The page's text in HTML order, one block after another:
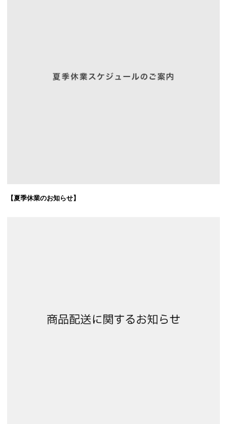
【夏季休業のお知らせ】